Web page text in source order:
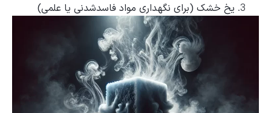
یخ خشک (برای نگهداری مواد فاسدشدنی یا علمی)